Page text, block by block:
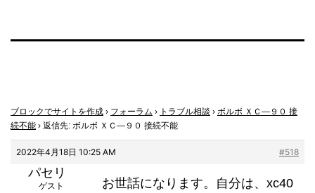
ブロックでサイトを作成 › フォーラム › トラブル相談 › ボルボ ＸＣ―９０ 接
続不能 › 返信先: ボルボ ＸＣ―９０ 接続不能
2022年4月18日 10:25 AM #518
パセリ
ゲスト
お世話になります。自分は、xc40